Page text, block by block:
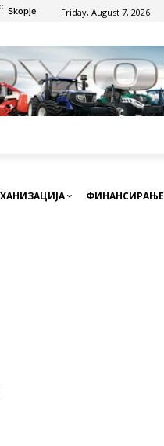
C Skopje Friday, August 7, 2026
ФИНАНСИРАЊЕ